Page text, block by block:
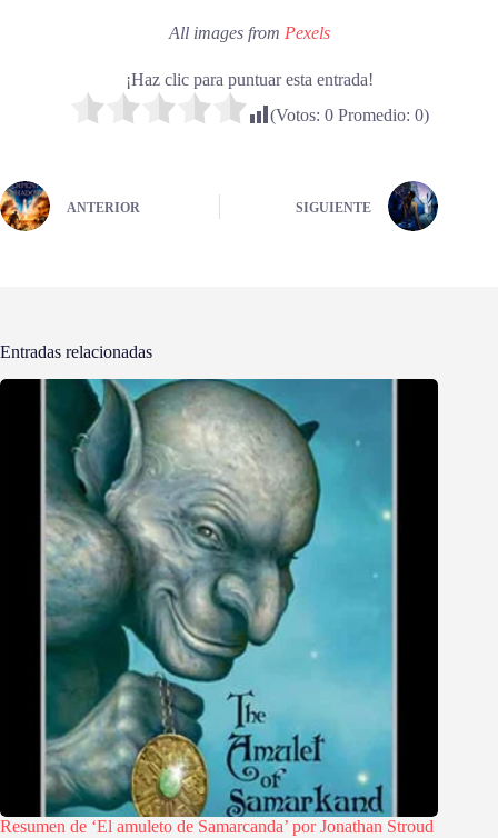
All images from Pexels
¡Haz clic para puntuar esta entrada!
(Votos: 0Promedio: 0)
ANTERIOR SIGUIENTE
Entradas relacionadas
Resumen de ‘El amuleto de Samarcanda’ por Jonathan Stroud